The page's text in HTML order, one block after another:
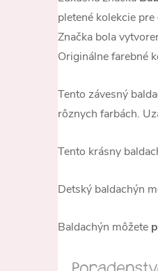
pletené kolekcie
Značka bola
Originálne farebné
Tento závesný
rôznych farbách.
Tento krásny
Detský baldachýn
Baldachýn môžete